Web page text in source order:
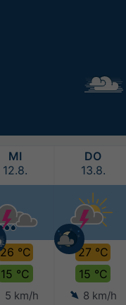
MI
12.8.
26 °C
15 °C
5 km/h
DO
13.8.
27 °C
15 °C
8 km/h